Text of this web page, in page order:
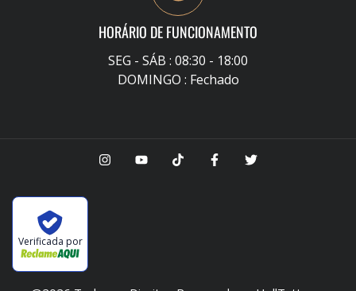
HORÁRIO DE FUNCIONAMENTO
SEG - SÁB : 08:30 - 18:00
DOMINGO : Fechado
Verificada por